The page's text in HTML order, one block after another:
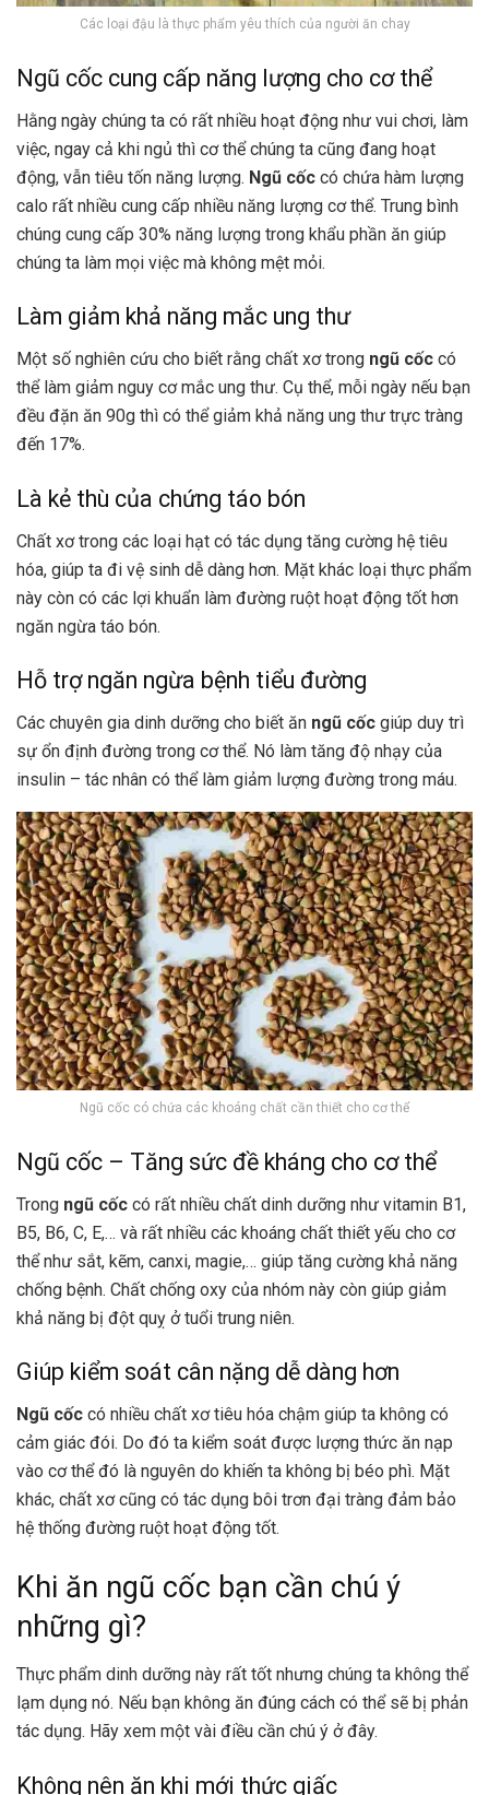
Các loại đậu là thực phẩm yêu thích của người ăn chay
Ngũ cốc cung cấp năng lượng cho cơ thể
Hằng ngày chúng ta có rất nhiều hoạt động như vui chơi, làm
việc, ngay cả khi ngủ thì cơ thể chúng ta cũng đang hoạt
động, vẫn tiêu tốn năng lượng. Ngũ cốc có chứa hàm lượng
calo rất nhiều cung cấp nhiều năng lượng cơ thể. Trung bình
chúng cung cấp 30% năng lượng trong khẩu phần ăn giúp
chúng ta làm mọi việc mà không mệt mỏi.
Làm giảm khả năng mắc ung thư
Một số nghiên cứu cho biết rằng chất xơ trong ngũ cốc có
thể làm giảm nguy cơ mắc ung thư. Cụ thể, mỗi ngày nếu bạn
đều đặn ăn 90g thì có thể giảm khả năng ung thư trực tràng
đến 17%.
Là kẻ thù của chứng táo bón
Chất xơ trong các loại hạt có tác dụng tăng cường hệ tiêu
hóa, giúp ta đi vệ sinh dễ dàng hơn. Mặt khác loại thực phẩm
này còn có các lợi khuẩn làm đường ruột hoạt động tốt hơn
ngăn ngừa táo bón.
Hỗ trợ ngăn ngừa bệnh tiểu đường
Các chuyên gia dinh dưỡng cho biết ăn ngũ cốc giúp duy trì
sự ổn định đường trong cơ thể. Nó làm tăng độ nhạy của
insulin – tác nhân có thể làm giảm lượng đường trong máu.
Ngũ cốc có chứa các khoáng chất cần thiết cho cơ thể
Ngũ cốc – Tăng sức đề kháng cho cơ thể
Trong ngũ cốc có rất nhiều chất dinh dưỡng như vitamin B1,
B5, B6, C, E,… và rất nhiều các khoáng chất thiết yếu cho cơ
thể như sắt, kẽm, canxi, magie,… giúp tăng cường khả năng
chống bệnh. Chất chống oxy của nhóm này còn giúp giảm
khả năng bị đột quỵ ở tuổi trung niên.
Giúp kiểm soát cân nặng dễ dàng hơn
Ngũ cốc có nhiều chất xơ tiêu hóa chậm giúp ta không có
cảm giác đói. Do đó ta kiểm soát được lượng thức ăn nạp
vào cơ thể đó là nguyên do khiến ta không bị béo phì. Mặt
khác, chất xơ cũng có tác dụng bôi trơn đại tràng đảm bảo
hệ thống đường ruột hoạt động tốt.
Khi ăn ngũ cốc bạn cần chú ý
những gì?
Thực phẩm dinh dưỡng này rất tốt nhưng chúng ta không thể
lạm dụng nó. Nếu bạn không ăn đúng cách có thể sẽ bị phản
tác dụng. Hãy xem một vài điều cần chú ý ở đây.
Không nên ăn khi mới thức giấc